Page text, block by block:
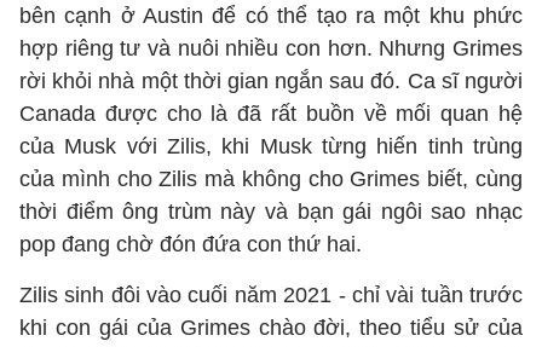
bên cạnh ở Austin để có thể tạo ra một khu phức
hợp riêng tư và nuôi nhiều con hơn. Nhưng Grimes
rời khỏi nhà một thời gian ngắn sau đó. Ca sĩ người
Canada được cho là đã rất buồn về mối quan hệ
của Musk với Zilis, khi Musk từng hiến tinh trùng
của mình cho Zilis mà không cho Grimes biết, cùng
thời điểm ông trùm này và bạn gái ngôi sao nhạc
pop đang chờ đón đứa con thứ hai.
Zilis sinh đôi vào cuối năm 2021 - chỉ vài tuần trước
khi con gái của Grimes chào đời, theo tiểu sử của